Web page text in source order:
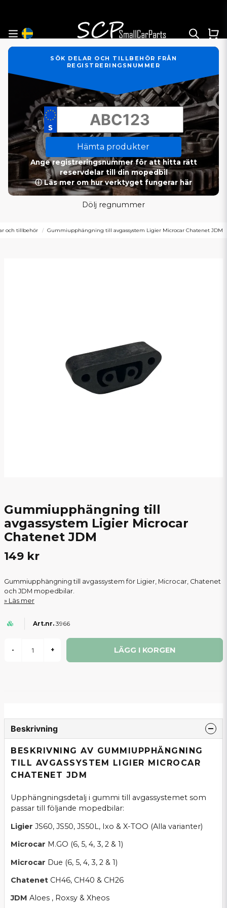
SÖK DELAR OCH TILLBEHÖR FRÅN
REGISTRERINGSNUMMER
Hämta produkter
Ange registreringsnummer för att hitta rätt
reservdelar till din mopedbil
ⓘ Läs mer om hur verktyget fungerar här
Dölj regnummer
och tillbehör Gummiupphängning till avgassystem Ligier Microcar Chatenet JDM
Gummiupphängning till
avgassystem Ligier Microcar
Chatenet JDM
149 kr
Gummiupphängning till avgassystem för Ligier, Microcar, Chatenet
och JDM mopedbilar.
Läs mer
3966
- + LÄGG I KORGEN
Beskrivning
BESKRIVNING AV GUMMIUPPHÄNGNING
TILL AVGASSYSTEM LIGIER MICROCAR
CHATENET JDM
Upphängningsdetalj i gummi till avgassystemet som
passar till följande mopedbilar:
Ligier JS60, JS50, JS50L, Ixo & X-TOO (Alla varianter)
Microcar M.GO (6, 5, 4, 3, 2 & 1)
Microcar Due (6, 5, 4, 3, 2 & 1)
Chatenet CH46, CH40 & CH26
JDM Aloes , Roxsy & Xheos